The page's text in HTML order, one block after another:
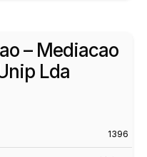
– Mediacao
Lda
1396